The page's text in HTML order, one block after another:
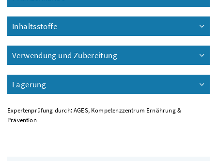
Inhaltsstoffe
Verwendung und Zubereitung
Lagerung
Expertenprüfung durch: AGES, Kompetenzzentrum Ernährung &
Prävention